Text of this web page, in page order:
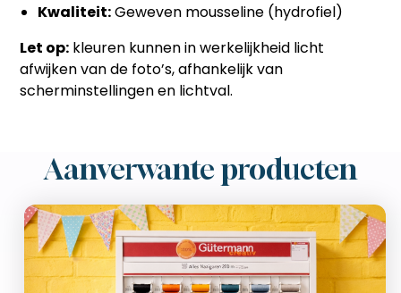
Kwaliteit:Geweven mousseline (hydrofiel)
Let op: kleuren kunnen in werkelijkheid licht
afwijken van de foto’s, afhankelijk van
scherminstellingen en lichtval.
Aanverwante producten